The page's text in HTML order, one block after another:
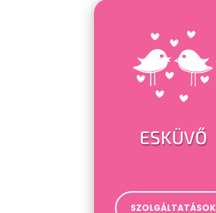
ESKÜVŐ
SZOLGÁLTATÁSOK